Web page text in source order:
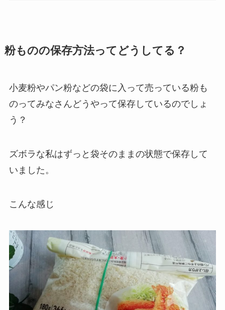
粉ものの保存方法ってどうしてる？
小麦粉やパン粉などの袋に入って売っている粉も
のってみなさんどうやって保存しているのでしょ
う？
ズボラな私はずっと袋そのままの状態で保存して
いました。
こんな感じ